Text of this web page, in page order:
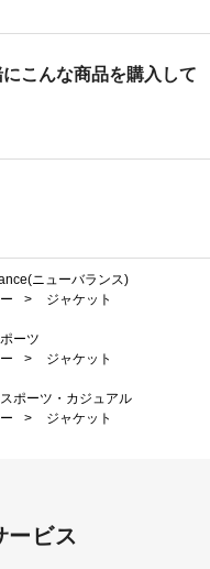
こんな商品を購入して
ニューバランス)
>
ジャケット
ーツ
>
ジャケット
ポーツ・カジュアル
>
ジャケット
ービス